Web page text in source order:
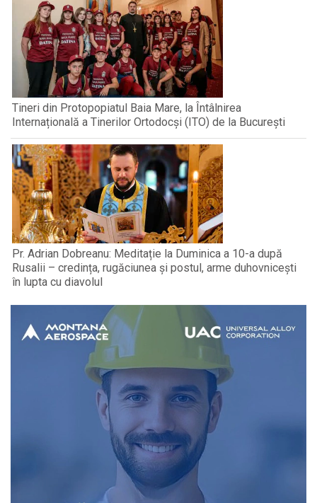
Tineri din Protopopiatul Baia Mare, la Întâlnirea
Internațională a Tinerilor Ortodocși (ITO) de la București
Pr. Adrian Dobreanu: Meditație la Duminica a 10-a după
Rusalii – credința, rugăciunea și postul, arme duhovnicești
în lupta cu diavolul